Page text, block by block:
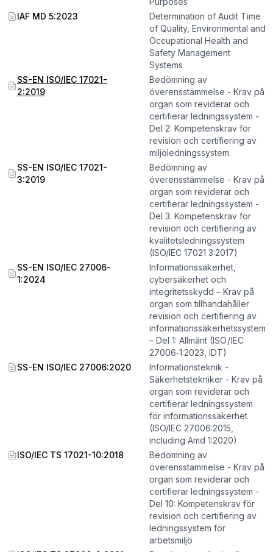
IAF MD 5:2023
Determination of Audit Time
of Quality, Environmental and
Occupational Health and
Safety Management
Systems
SS-EN ISO/IEC 17021-
2:2019
Bedömning av
överensstämmelse - Krav på
organ som reviderar och
certifierar ledningssystem -
Del 2: Kompetenskrav för
revision och certifiering av
miljöledningssystem.
SS-EN ISO/IEC 17021-
3:2019
Bedömning av
överensstämmelse - Krav på
organ som reviderar och
certifierar ledningssystem -
Del 3: Kompetenskrav för
revision och certifiering av
kvalitetsledningssystem
(ISO/IEC 17021 3:2017)
SS-EN ISO/IEC 27006-
1:2024
Informationssäkerhet,
cybersäkerhet och
integritetsskydd – Krav på
organ som tillhandahåller
revision och certifiering av
informationssäkerhetssystem
– Del 1: Allmänt (ISO / IEC
27006‑1:2023, IDT)
SS-EN ISO/IEC 27006:2020
Informationsteknik -
Säkerhetstekniker - Krav på
organ som reviderar och
certifierar ledningssystem
för informationssäkerhet
(ISO/IEC 27006:2015,
including Amd 1:2020)
ISO/IEC TS 17021-10:2018
Bedömning av
överensstämmelse - Krav på
organ som reviderar och
certifierar ledningssystem -
Del 10: Kompetenskrav för
revision och certifiering av
ledningssystem för
arbetsmiljö